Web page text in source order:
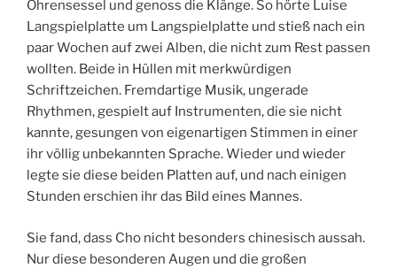
Ohrensessel und genoss die Klänge. So hörte Luise
Langspielplatte um Langspielplatte und stieß nach ein
paar Wochen auf zwei Alben, die nicht zum Rest passen
wollten. Beide in Hüllen mit merkwürdigen
Schriftzeichen. Fremdartige Musik, ungerade
Rhythmen, gespielt auf Instrumenten, die sie nicht
kannte, gesungen von eigenartigen Stimmen in einer
ihr völlig unbekannten Sprache. Wieder und wieder
legte sie diese beiden Platten auf, und nach einigen
Stunden erschien ihr das Bild eines Mannes.
Sie fand, dass Cho nicht besonders chinesisch aussah.
Nur diese besonderen Augen und die großen